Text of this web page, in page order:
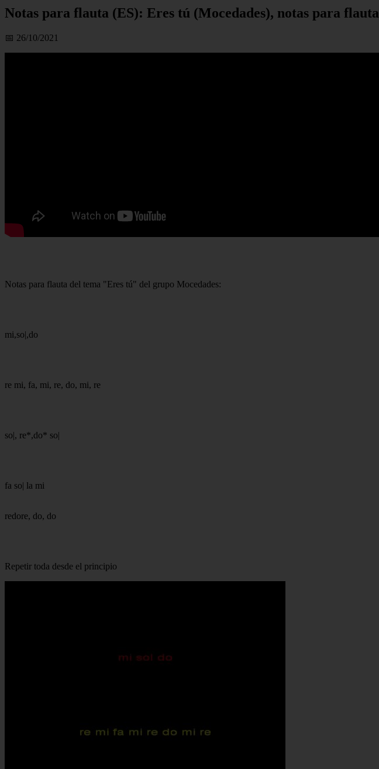
Notas para flauta (ES): Eres tú (Mocedades), notas para flauta
📅 26/10/2021
Notas para flauta del tema "Eres tú" del grupo Mocedades:
mi,so|,do
re mi, fa, mi, re, do, mi, re
so|, re*,do* so|
fa so| la mi
redore, do, do
Repetir toda desde el principio